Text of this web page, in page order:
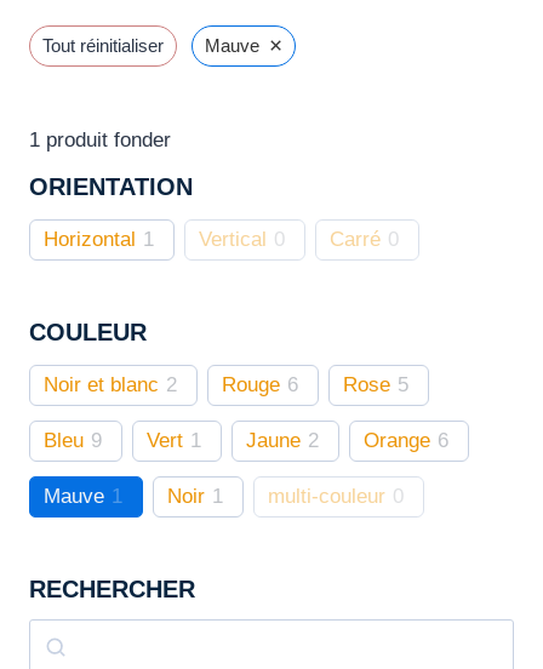
a
plusieurs
être
choisies
page
du
produit
Tout réinitialiser Mauve ×
1 produit fonder
ORIENTATION
Horizontal 1 Vertical 0 Carré 0
COULEUR
Noir et blanc 2 Rouge 6 Rose 5
Bleu 9 Vert 1 Jaune 2 Orange 6
Mauve 1 Noir 1 multi-couleur 0
RECHERCHER
Rechercher